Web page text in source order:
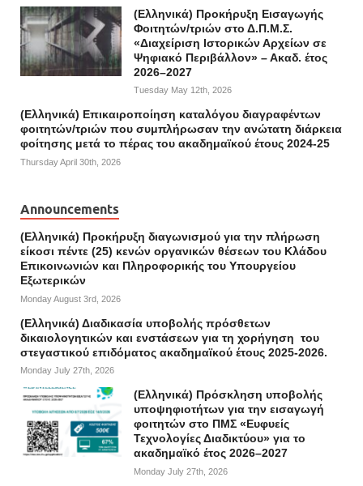
(Ελληνικά) Προκήρυξη Εισαγωγής
Φοιτητών/τριών στο Δ.Π.Μ.Σ.
«Διαχείριση Ιστορικών Αρχείων σε
Ψηφιακό Περιβάλλον» – Ακαδ. έτος
2026–2027
Tuesday May 12th, 2026
(Ελληνικά) Επικαιροποίηση καταλόγου διαγραφέντων
φοιτητών/τριών που συμπλήρωσαν την ανώτατη διάρκεια
φοίτησης μετά το πέρας του ακαδημαϊκού έτους 2024-25
Thursday April 30th, 2026
Announcements
(Ελληνικά) Προκήρυξη διαγωνισμού για την πλήρωση
είκοσι πέντε (25) κενών οργανικών θέσεων του Κλάδου
Επικοινωνιών και Πληροφορικής του Υπουργείου
Εξωτερικών
Monday August 3rd, 2026
(Ελληνικά) Διαδικασία υποβολής πρόσθετων
δικαιολογητικών και ενστάσεων για τη χορήγηση του
στεγαστικού επιδόματος ακαδημαϊκού έτους 2025-2026.
Monday July 27th, 2026
(Ελληνικά) Πρόσκληση υποβολής
υποψηφιοτήτων για την εισαγωγή
φοιτητών στο ΠΜΣ «Ευφυείς
Τεχνολογίες Διαδικτύου» για το
ακαδημαϊκό έτος 2026–2027
Monday July 27th, 2026